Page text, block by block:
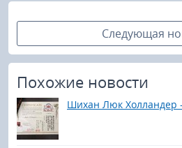
Следующая
Похожие новости
Шихан Люк Холландер